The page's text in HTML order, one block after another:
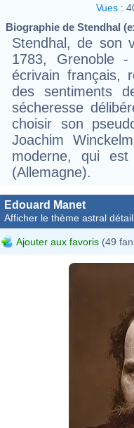
Vues :
Biographie de Stendhal
Stendhal, de son
1783, Grenoble
écrivain français,
des sentiments
sécheresse
choisir son
Joachim
moderne, qui
(Allemagne).
Edouard Manet
Afficher le thème astral
Ajouter aux favoris (49